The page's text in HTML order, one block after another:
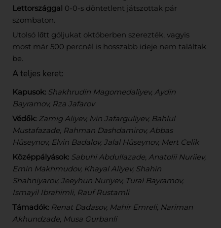
Lettországgal 0-0-s döntetlent játszottak pár
szombaton.
Utolsó lőtt góljukat októberben szerezték, vagyis
most már 500 percnél is hosszabb ideje nem találtak
be.
A teljes keret:
Kapusok: Shakhrudin Magomedaliyev, Aydin
Bayramov, Rza Jafarov
Védők: Zamig Aliyev, lvin Jafarguliyev, Bahlul
Mustafazade, Rahman Dashdamirov, Abbas
Hüseynov, Elvin Badalov, Jalal Hüseynov, Mert Celik
Középpályások: Sabuhi Abdullazade, Anatolii Nuriiev,
Emin Makhmudov, Khayal Aliyev, Shahin
Shahniyarov, Jeeyhun Nuriyev, Tural Bayramov,
Ismayil Ibrahimli, Rauf Rustamli
Támadók: Renat Dadasov, Mahir Emreli, Nariman
Akhundzade, Musa Gurbanli